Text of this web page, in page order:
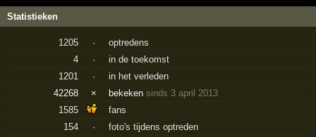
Statistieken
1205 ·
optredens
4
·
in de toekomst
1201
·
in het verleden
42268
× bekekensinds 3 april 2013
1585
fans
154
·
foto's tijdens optreden